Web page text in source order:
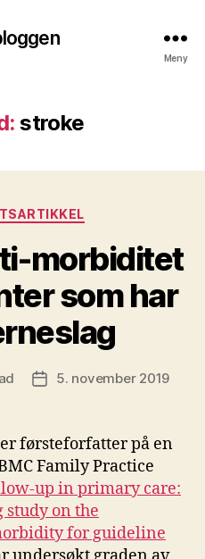
Meny
stroke
Kategorier
morbiditet
som har
Publiseringsdato
5. november 2019
førsteforfatter på en
Family Practice
up in primary care:
on the
for guideline